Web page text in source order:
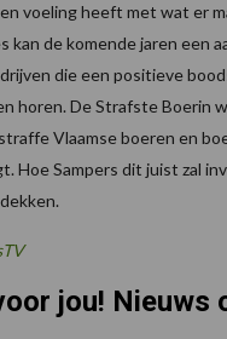
voeling heeft met wat er
kan de komende jaren een
die een positieve
horen. De Strafste Boerin
Vlaamse boeren en
Hoe Sampers dit juist zal
jou! Nieuws